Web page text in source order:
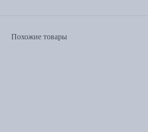
Похожие товары